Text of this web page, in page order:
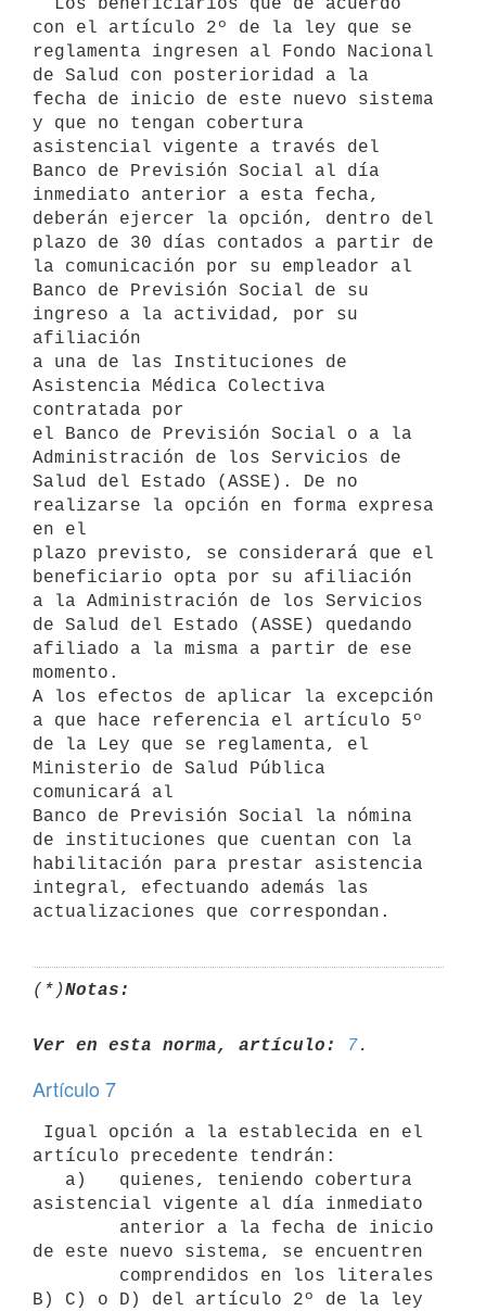
con el artículo 2º de la ley que se
reglamenta ingresen al Fondo Nacional
de Salud con posterioridad a la
fecha de inicio de este nuevo sistema
y que no tengan cobertura
asistencial vigente a través del
Banco de Previsión Social al día
inmediato anterior a esta fecha,
deberán ejercer la opción, dentro del
plazo de 30 días contados a partir de
la comunicación por su empleador al
Banco de Previsión Social de su
ingreso a la actividad, por su
afiliación
a una de las Instituciones de
Asistencia Médica Colectiva
contratada por
el Banco de Previsión Social o a la
Administración de los Servicios de
Salud del Estado (ASSE). De no
realizarse la opción en forma expresa
en el
plazo previsto, se considerará que el
beneficiario opta por su afiliación
a la Administración de los Servicios
de Salud del Estado (ASSE) quedando
afiliado a la misma a partir de ese
momento.
A los efectos de aplicar la excepción
a que hace referencia el artículo 5º
de la Ley que se reglamenta, el
Ministerio de Salud Pública
comunicará al
Banco de Previsión Social la nómina
de instituciones que cuentan con la
habilitación para prestar asistencia
integral, efectuando además las
(*)Notas:
Ver en esta norma, artículo: 7
Artículo 7
artículo precedente tendrán:
asistencial vigente al día inmediato
de este nuevo sistema, se encuentren
B) C) o D) del artículo 2º de la ley